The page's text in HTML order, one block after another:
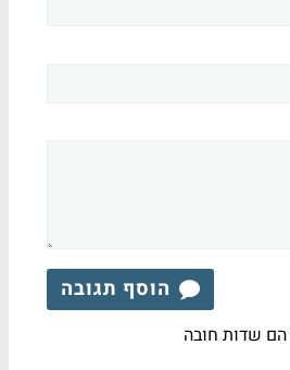
הוסף תגובה
הם שדות חובה